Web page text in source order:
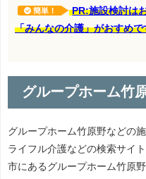
簡単！
PR:施設検討は
「みんなの介護」がおすめ
グループホーム竹
グループホーム竹原野などの
ライフル介護などの検索サイ
市にあるグループホーム竹原